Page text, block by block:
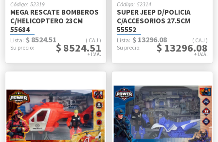
52319
MEGA RESCATE BOMBEROS
C/HELICOPTERO 23CM
55684
CAJ
$ 8524.51
$ 8524.51
52314
SUPER JEEP D/POLICIA
C/ACCESORIOS 27.5CM
55552
CAJ
$ 13296.08
$ 13296.08